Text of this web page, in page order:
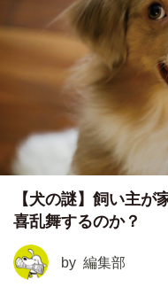
【犬の謎】飼い主
喜乱舞するのか？
by 編集部